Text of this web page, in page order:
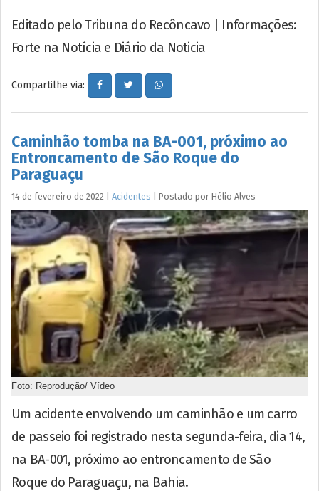
Editado pelo Tribuna do Recôncavo | Informações:
Forte na Notícia e Diário da Noticia
Compartilhe via:
Caminhão tomba na BA-001, próximo ao
Entroncamento de São Roque do
Paraguaçu
14 de fevereiro de 2022 Acidentes Postado por Hélio Alves
Foto: Reprodução/ Vídeo
Um acidente envolvendo um caminhão e um carro
de passeio foi registrado nesta segunda-feira, dia 14,
na BA-001, próximo ao entroncamento de São
Roque do Paraguaçu, na Bahia.